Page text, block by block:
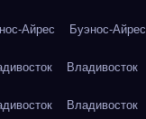
Айрес Буэнос-Айрес
Владивосток
Владивосток